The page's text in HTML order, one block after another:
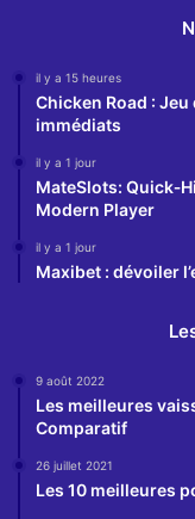
il y a 15 heures
Chicken Road :
immédiats
il y a 1 jour
MateSlots:
Modern Player
il y a 1 jour
Maxibet : dévoiler
9 août 2022
Les meilleures
Comparatif
26 juillet 2021
Les 10 meilleures